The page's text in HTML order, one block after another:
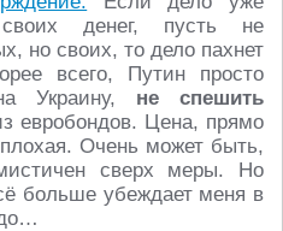
денег, пусть не
но своих, то дело пахнет
всего, Путин просто
Украину, не спешить
евробондов. Цена, прямо
Очень может быть,
сверх меры. Но
больше убеждает меня в